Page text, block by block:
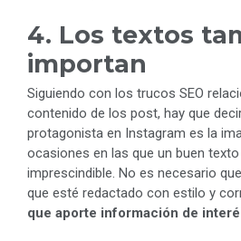
4. Los textos
importan
Siguiendo con los trucos SEO
contenido de los post, hay que
protagonista en Instagram es la
ocasiones en las que un buen
imprescindible. No es necesario
que esté redactado con estilo y
que aporte información de